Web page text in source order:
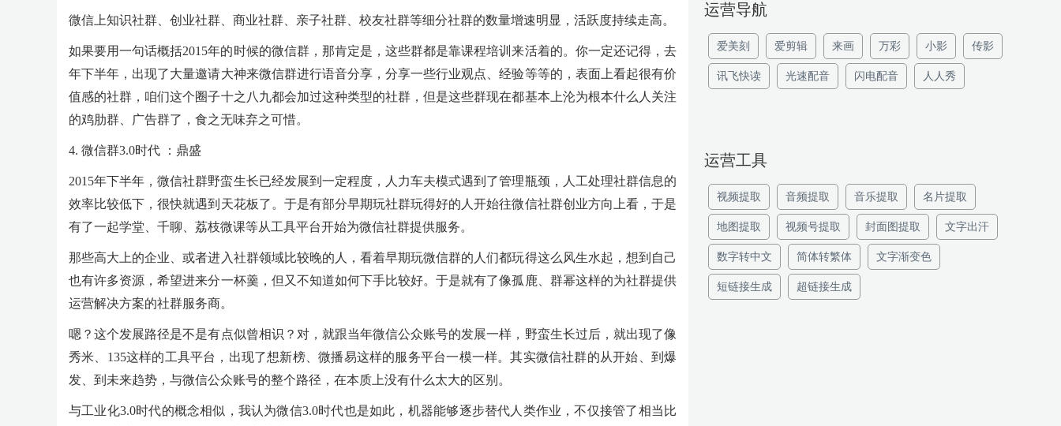
微信上知识社群、创业社群、商业社群、亲子社群、校友社群等细分社群的数量增速明显，活跃度持续走高。
如果要用一句话概括2015年的时候的微信群，那肯定是，这些群都是靠课程培训来活着的。你一定还记得，去
年下半年，出现了大量邀请大神来微信群进行语音分享，分享一些行业观点、经验等等的，表面上看起很有价
值感的社群，咱们这个圈子十之八九都会加过这种类型的社群，但是这些群现在都基本上沦为根本什么人关注
的鸡肋群、广告群了，食之无味弃之可惜。
4. 微信群3.0时代 ：鼎盛
2015年下半年，微信社群野蛮生长已经发展到一定程度，人力车夫模式遇到了管理瓶颈，人工处理社群信息的
效率比较低下，很快就遇到天花板了。于是有部分早期玩社群玩得好的人开始往微信社群创业方向上看，于是
有了一起学堂、千聊、荔枝微课等从工具平台开始为微信社群提供服务。
那些高大上的企业、或者进入社群领域比较晚的人，看着早期玩微信群的人们都玩得这么风生水起，想到自己
也有许多资源，希望进来分一杯羹，但又不知道如何下手比较好。于是就有了像孤鹿、群幂这样的为社群提供
运营解决方案的社群服务商。
嗯？这个发展路径是不是有点似曾相识？对，就跟当年微信公众账号的发展一样，野蛮生长过后，就出现了像
秀米、135这样的工具平台，出现了想新榜、微播易这样的服务平台一模一样。其实微信社群的从开始、到爆
发、到未来趋势，与微信公众账号的整个路径，在本质上没有什么太大的区别。
与工业化3.0时代的概念相似，我认为微信3.0时代也是如此，机器能够逐步替代人类作业，不仅接管了相当比
运营导航
爱美刻 爱剪辑 来画 万彩 小影 传影
讯飞快读 光速配音 闪电配音 人人秀
运营工具
视频提取 音频提取 音乐提取 名片提取
地图提取 视频号提取 封面图提取 文字出汗
数字转中文 简体转繁体 文字渐变色
短链接生成 超链接生成